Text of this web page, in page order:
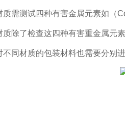
质需测试四种有害金属元素如（
质除了检查这四种有害重金属元素
不同材质的包装材料也需要分别